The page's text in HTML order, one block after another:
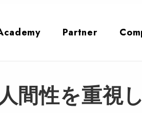
Partner
性を重視